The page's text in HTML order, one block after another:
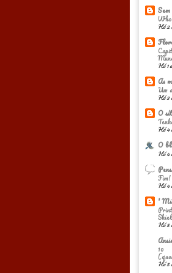
Há 2
Há 1
As
Um
Há 3
O
Há 4
O
Há 4
Fim!
Há 4
'
Há 5
10
Há 5